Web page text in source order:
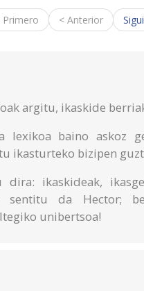
Primero < Anterior
argitu, ikaskide
lexikoa baino askoz
ikasturteko bizipen
ikaskideak,
sentitu da Hector;
unibertsoa!